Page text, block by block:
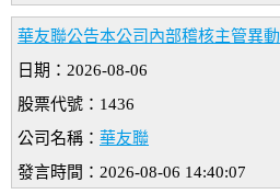
華友聯公告本公司內部稽核主管異動
日期：2026-08-06
股票代號：1436
公司名稱： 華友聯
發言時間：2026-08-06 14:40:07